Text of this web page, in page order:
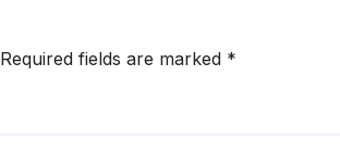
Required fields are marked *